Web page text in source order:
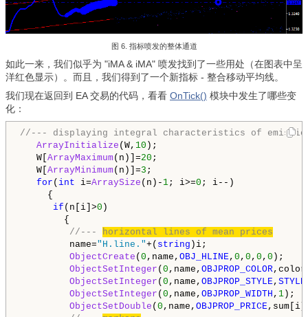
图 6. 指标喷发的整体通道
如此一来，我们似乎为 "iMA & iMA" 喷发找到了一些用处（在图表中呈
洋红色显示）。而且，我们得到了一个新指标 - 整合移动平均线。
我们现在返回到 EA 交易的代码，看看 OnTick() 模块中发生了哪些变
化：
//--- displaying integral characteristics of
ArrayInitialize (W, 10 );
W[ ArrayMaximum(n)]=20 ;
W[ ArrayMinimum(n)]=3 ;
for ( int i=ArraySize (n)- 1; i>=0 ; i--)
{
if (n[i]>0 )
{
//---
horizontal lines of mean prices
name="H.line."+( string )i;
ObjectCreate ( 0 ,name, OBJ_HLINE, 0 , 0 , 0 , 0 );
ObjectSetInteger ( 0 ,name, OBJPROP_COLOR
ObjectSetInteger ( 0 ,name, OBJPROP_STYLE,
ObjectSetInteger ( 0 ,name, OBJPROP_WIDTH , 1 );
ObjectSetDouble ( 0 ,name, OBJPROP_PRICE